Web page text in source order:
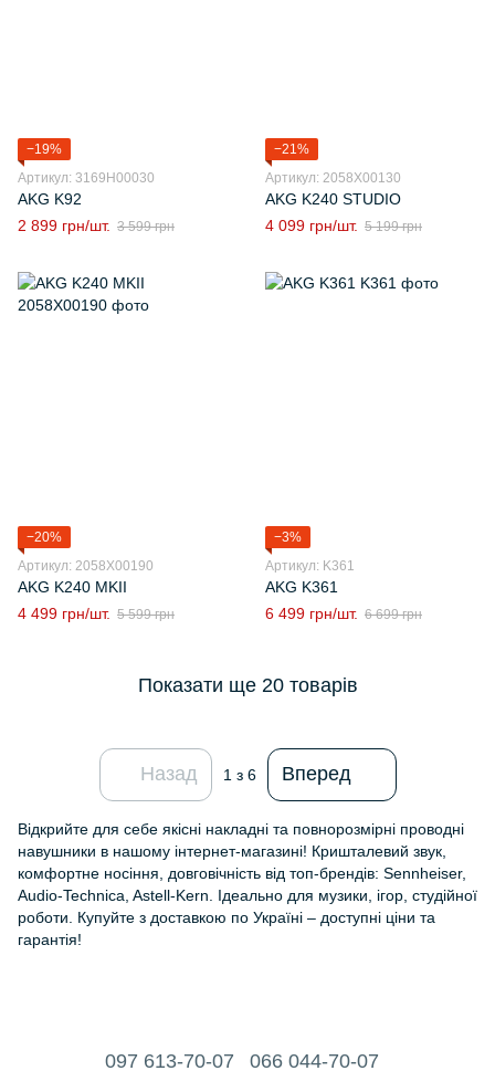
−19%
Артикул: 3169H00030
AKG K92
2 899 грн/шт. 3 599 грн
−21%
Артикул: 2058X00130
AKG K240 STUDIO
4 099 грн/шт. 5 199 грн
−20%
Артикул: 2058X00190
AKG K240 MKII
4 499 грн/шт. 5 599 грн
−3%
Артикул: K361
AKG K361
6 499 грн/шт. 6 699 грн
Показати ще 20 товарів
Назад 1 з 6 Вперед
Відкрийте для себе якісні накладні та повнорозмірні проводні
навушники в нашому інтернет-магазині! Кришталевий звук,
комфортне носіння, довговічність від топ-брендів: Sennheiser,
Audio-Technica, Astell-Kern. Ідеально для музики, ігор, студійної
роботи. Купуйте з доставкою по Україні – доступні ціни та
гарантія!
097 613-70-07 066 044-70-07